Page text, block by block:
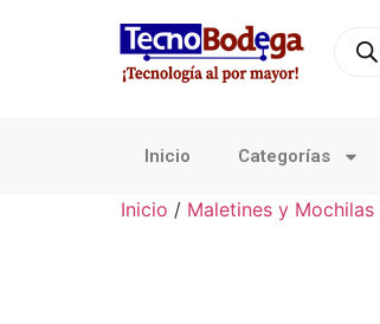
Inicio Categorías
Inicio / Maletines y Mochilas